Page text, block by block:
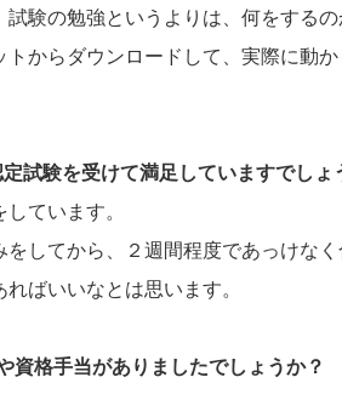
試験の勉強というよりは、何をする
からダウンロードして、実際に動
試験を受けて満足していますでしょ
ています。
をしてから、２週間程度であっけな
ばいいなとは思います。
資格手当がありましたでしょうか？